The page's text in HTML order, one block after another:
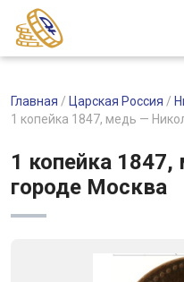
Главная / Царская Россия /
1 копейка 1847, медь —
1 копейка
городе Москва